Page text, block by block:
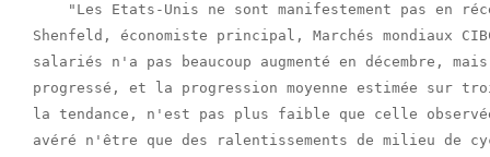
"Les Etats-Unis ne sont manifestement pas en
Shenfeld, économiste principal, Marchés mondiaux
salariés n'a pas beaucoup augmenté en décembre,
progressé, et la progression moyenne estimée sur
la tendance, n'est pas plus faible que celle
avéré n'être que des ralentissements de milieu de